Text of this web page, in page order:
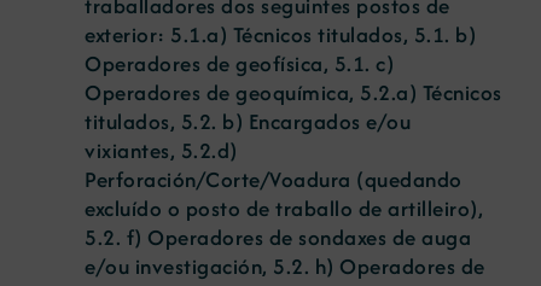
exterior: 5.1.a) Técnicos titulados, 5.1. b)
Operadores de geofísica, 5.1. c)
Operadores de geoquímica, 5.2.a) Técnicos
titulados, 5.2. b) Encargados e/ou
vixiantes, 5.2.d)
Perforación/Corte/Voadura (quedando
excluído o posto de traballo de artilleiro),
5.2. f) Operadores de sondaxes de auga
e/ou investigación, 5.2. h) Operadores de